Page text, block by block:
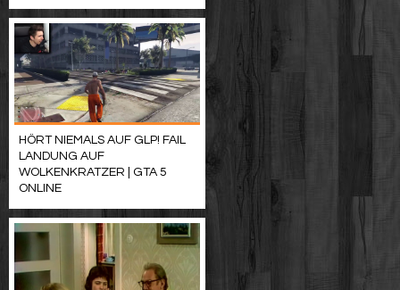
HÖRT NIEMALS AUF GLP! FAIL
LANDUNG AUF
WOLKENKRATZER | GTA 5
ONLINE